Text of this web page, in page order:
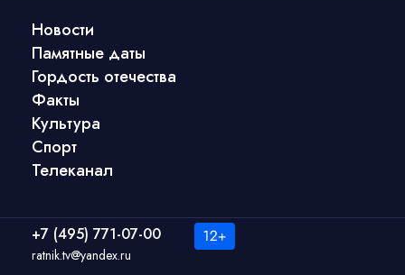
Новости
Памятные даты
Гордость отечества
Факты
Культура
Спорт
Телеканал
+7 (495) 771-07-00
ratnik.tv@yandex.ru